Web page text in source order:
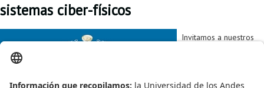
sistemas ciber-físicos
Invitamos a nuestros
en seguridad y